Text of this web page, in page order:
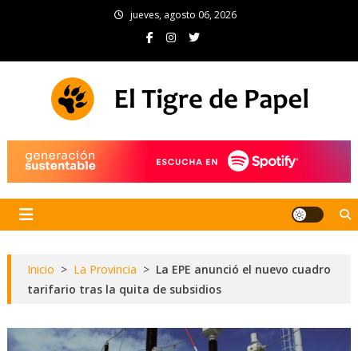
jueves, agosto 06, 2026
Inicio > La Provincia > La EPE anunció el nuevo cuadro
tarifario tras la quita de subsidios